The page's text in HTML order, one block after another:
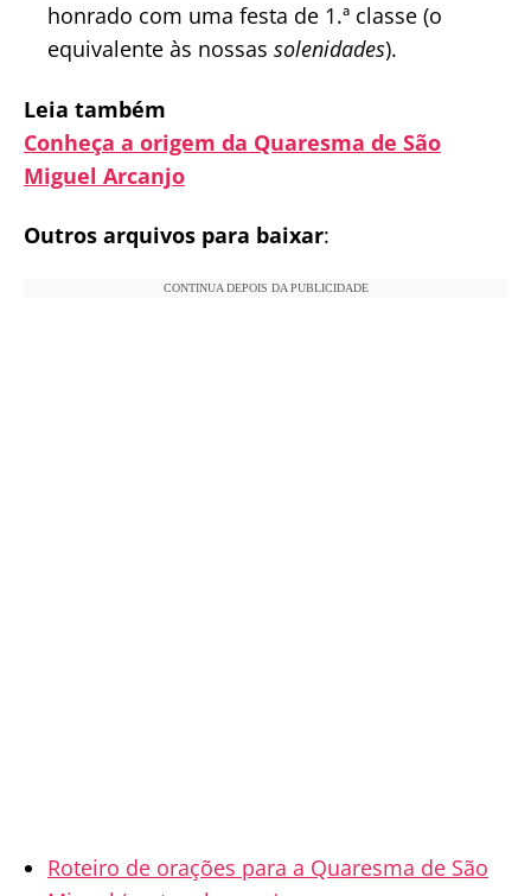
honrado com uma festa de 1.ª classe (o
equivalente às nossas solenidades).
Leia também
Conheça a origem da Quaresma de São
Miguel Arcanjo
Outros arquivos para baixar:
CONTINUA DEPOIS DA PUBLICIDADE
Roteiro de orações para a Quaresma de São